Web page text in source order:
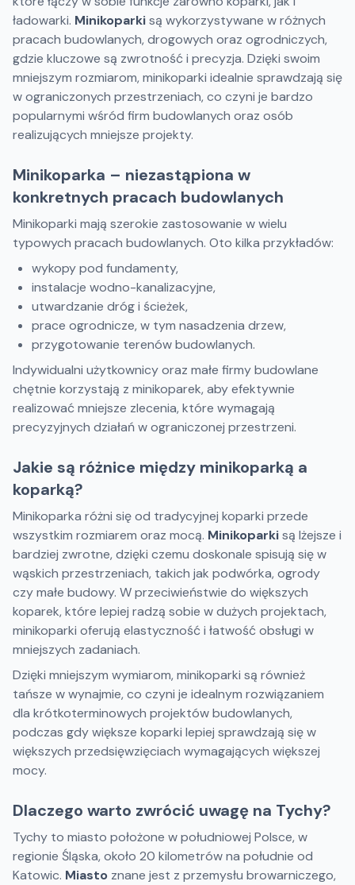
ładowarki. Minikoparkisą wykorzystywane w różnych
pracach budowlanych, drogowych oraz ogrodniczych,
gdzie kluczowe są zwrotność i precyzja. Dzięki swoim
mniejszym rozmiarom, minikoparki idealnie sprawdzają się
w ograniczonych przestrzeniach, co czyni je bardzo
popularnymi wśród firm budowlanych oraz osób
realizujących mniejsze projekty.
Minikoparka – niezastąpiona w
konkretnych pracach budowlanych
Minikoparki mają szerokie zastosowanie w wielu
typowych pracach budowlanych. Oto kilka przykładów:
wykopy pod fundamenty,
instalacje wodno-kanalizacyjne,
utwardzanie dróg i ścieżek,
prace ogrodnicze, w tym nasadzenia drzew,
przygotowanie terenów budowlanych.
Indywidualni użytkownicy oraz małe firmy budowlane
chętnie korzystają z minikoparek, aby efektywnie
realizować mniejsze zlecenia, które wymagają
precyzyjnych działań w ograniczonej przestrzeni.
Jakie są różnice między minikoparką a
koparką?
Minikoparka różni się od tradycyjnej koparki przede
wszystkim rozmiarem oraz mocą. Minikoparkisą lżejsze i
bardziej zwrotne, dzięki czemu doskonale spisują się w
wąskich przestrzeniach, takich jak podwórka, ogrody
czy małe budowy. W przeciwieństwie do większych
koparek, które lepiej radzą sobie w dużych projektach,
minikoparki oferują elastyczność i łatwość obsługi w
mniejszych zadaniach.
Dzięki mniejszym wymiarom, minikoparki są również
tańsze w wynajmie, co czyni je idealnym rozwiązaniem
dla krótkoterminowych projektów budowlanych,
podczas gdy większe koparki lepiej sprawdzają się w
większych przedsięwzięciach wymagających większej
mocy.
Dlaczego warto zwrócić uwagę na Tychy?
Tychy to miasto położone w południowej Polsce, w
regionie Śląska, około 20 kilometrów na południe od
Katowic. Miasto znane jest z przemysłu browarniczego,